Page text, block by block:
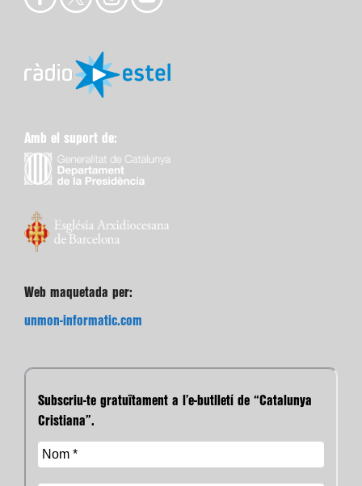
Amb el suport de:
Web maquetada per:
unmon-informatic.com
Subscriu-te gratuïtament a l’e-butlletí de “Catalunya
Cristiana”.